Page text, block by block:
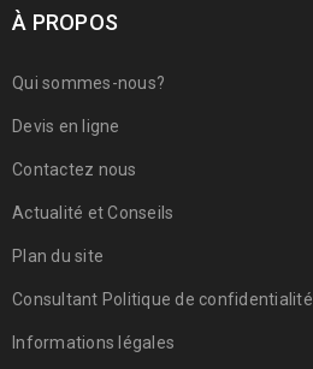
À PROPOS
Qui sommes-nous?
Devis en ligne
Contactez nous
Actualité et Conseils
Plan du site
Consultant Politique de confidentialité
Informations légales